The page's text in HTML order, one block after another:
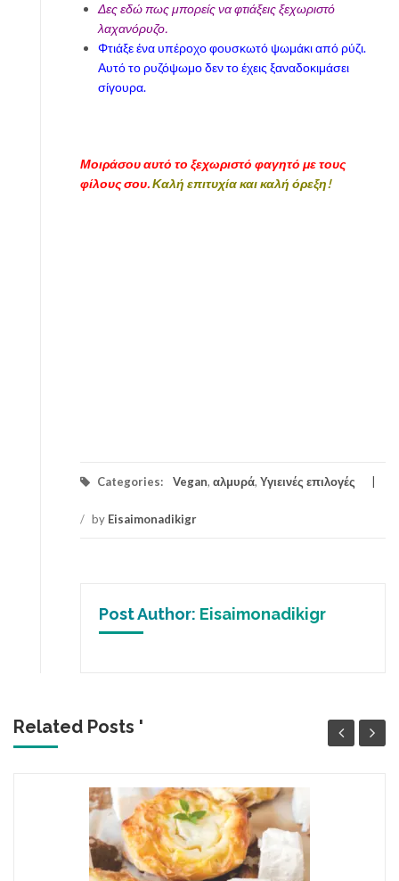
Δες εδώ πως μπορείς να φτιάξεις ξεχωριστό
λαχανόρυζο.
Φτιάξε ένα υπέροχο φουσκωτό ψωμάκι από ρύζι.
Αυτό το ρυζόψωμο δεν το έχεις ξαναδοκιμάσει
σίγουρα.
Μοιράσου αυτό το ξεχωριστό φαγητό με τους
φίλους σου.Καλή επιτυχία και καλή όρεξη!
Categories: Vegan, αλμυρά, Υγιεινές επιλογές
/ by Eisaimonadikigr
Post Author: Eisaimonadikigr
Related Posts '